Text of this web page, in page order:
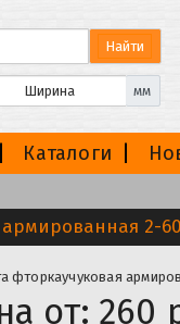
мм
Каталоги
2-
фторкаучуковая
от: 260